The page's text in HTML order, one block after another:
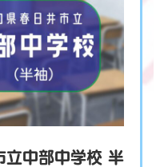
立中部中学校 半